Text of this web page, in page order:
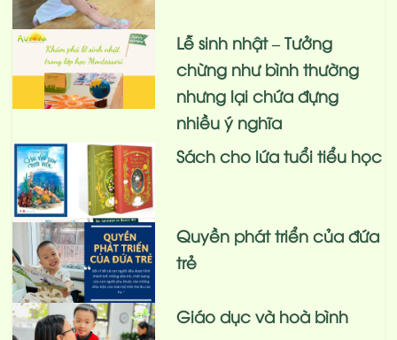
Lễ sinh nhật – Tưởng
chừng như bình thường
nhưng lại chứa đựng
nhiều ý nghĩa
Sách cho lứa tuổi tiểu học
Quyền phát triển của đứa
trẻ
Giáo dục và hoà bình